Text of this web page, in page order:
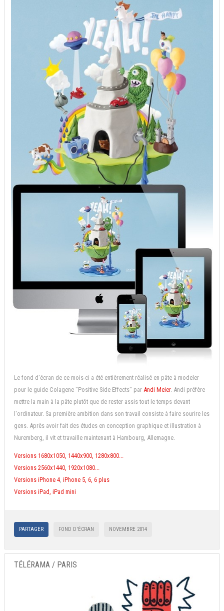
Le fond d'écran de ce mois-ci a été entièrement réalisé en pâte à modeler
pour le guide Colagene "Positive Side Effects" par Andi Meier. Andi préfère
mettre la main à la pâte plutôt que de rester assis tout le temps devant
l'ordinateur. Sa première ambition dans son travail consiste à faire sourire les
gens. Après avoir fait des études en conception graphique et illustration à
Nuremberg, il vit et travaille maintenant à Hambourg, Allemagne.
Versions 1680x1050, 1440x900, 1280x800...
Versions 2560x1440, 1920x1080...
Versions iPhone 4 iPhone 5, 6, 6 plus
Versions iPad, iPad mini
PARTAGER FOND D'ÉCRAN NOVEMBRE 2014
TÉLÉRAMA / PARIS